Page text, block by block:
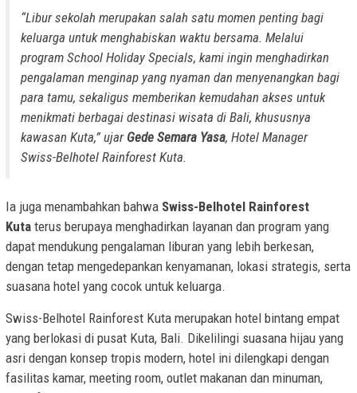
“Libur sekolah merupakan salah satu momen penting bagi
keluarga untuk menghabiskan waktu bersama. Melalui
program School Holiday Specials, kami ingin menghadirkan
pengalaman menginap yang nyaman dan menyenangkan bagi
para tamu, sekaligus memberikan kemudahan akses untuk
menikmati berbagai destinasi wisata di Bali, khususnya
kawasan Kuta,” ujar Gede Semara Yasa, Hotel Manager
Swiss-Belhotel Rainforest Kuta.
Ia juga menambahkan bahwa Swiss-Belhotel Rainforest
Kuta terus berupaya menghadirkan layanan dan program yang
dapat mendukung pengalaman liburan yang lebih berkesan,
dengan tetap mengedepankan kenyamanan, lokasi strategis, serta
suasana hotel yang cocok untuk keluarga.
Swiss-Belhotel Rainforest Kuta merupakan hotel bintang empat
yang berlokasi di pusat Kuta, Bali. Dikelilingi suasana hijau yang
asri dengan konsep tropis modern, hotel ini dilengkapi dengan
fasilitas kamar, meeting room, outlet makanan dan minuman,